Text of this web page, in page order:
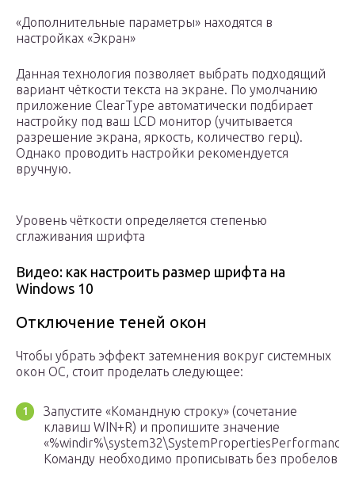
«Дополнительные параметры» находятся в
настройках «Экран»
Данная технология позволяет выбрать подходящий
вариант чёткости текста на экране. По умолчанию
приложение ClearType автоматически подбирает
настройку под ваш LCD монитор (учитывается
разрешение экрана, яркость, количество герц).
Однако проводить настройки рекомендуется
вручную.
Уровень чёткости определяется степенью
сглаживания шрифта
Видео: как настроить размер шрифта на
Windows 10
Отключение теней окон
Чтобы убрать эффект затемнения вокруг системных
окон ОС, стоит проделать следующее:
Запустите «Командную строку» (сочетание
клавиш WIN+R) и пропишите значение
Команду необходимо прописывать без пробелов